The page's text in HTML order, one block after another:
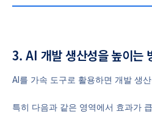
3. AI 개발 생산성을 높이는
AI를 가속 도구로 활용하면 개발 생
특히 다음과 같은 영역에서 효과가